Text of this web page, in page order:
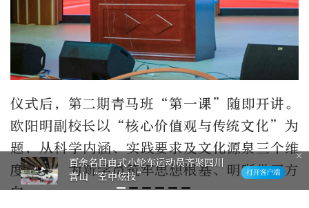
仪式后，第二期青马班“第一课”随即开讲。
欧阳明副校长以“核心价值观与传统文化”为
题，从科学内涵、实践要求及文化源泉三个维
度授课，为新学员筑牢思想根基、明晰学习方
向。
四川营山：擘画丘区农业农村现代化
建设新蓝图